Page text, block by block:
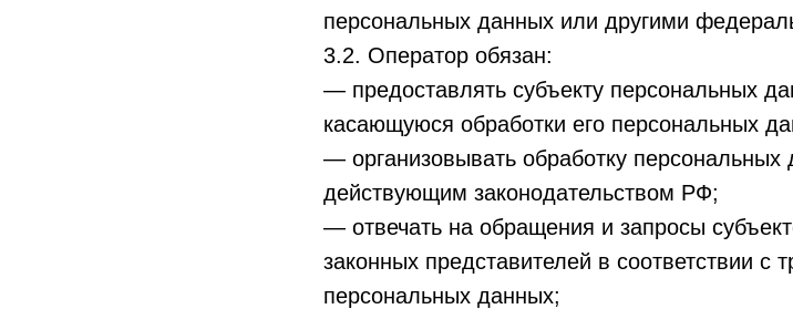
персональных данных или другими
3.2. Оператор обязан:
— предоставлять субъекту персональных
касающуюся обработки его персональных
— организовывать обработку
действующим законодательством РФ;
— отвечать на обращения и запросы
законных представителей в соответствии с
персональных данных;